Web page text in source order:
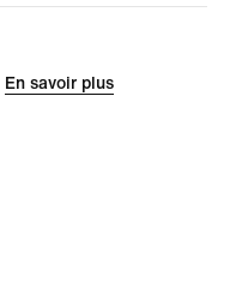
En savoir plus